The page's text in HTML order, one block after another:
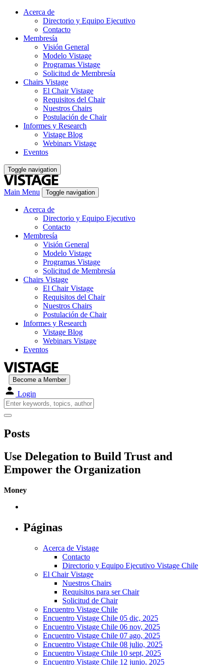
Acerca de
Directorio y Equipo Ejecutivo
Contacto
Membresía
Visión General
Modelo Vistage
Programas Vistage
Solicitud de Membresía
Chairs Vistage
El Chair Vistage
Requisitos del Chair
Nuestros Chairs
Postulación de Chair
Informes y Research
Vistage Blog
Webinars Vistage
Eventos
Toggle navigation
Main Menu Toggle navigation
Acerca de
Directorio y Equipo Ejecutivo
Contacto
Membresía
Visión General
Modelo Vistage
Programas Vistage
Solicitud de Membresía
Chairs Vistage
El Chair Vistage
Requisitos del Chair
Nuestros Chairs
Postulación de Chair
Informes y Research
Vistage Blog
Webinars Vistage
Eventos
Become a Member
Login
Posts
Use Delegation to Build Trust and
Empower the Organization
Money
Páginas
Acerca de Vistage
Contacto
Directorio y Equipo Ejecutivo Vistage Chile
El Chair Vistage
Nuestros Chairs
Requisitos para ser Chair
Solicitud de Chair
Encuentro Vistage Chile
Encuentro Vistage Chile 05 dic, 2025
Encuentro Vistage Chile 06 nov, 2025
Encuentro Vistage Chile 07 ago, 2025
Encuentro Vistage Chile 08 julio, 2025
Encuentro Vistage Chile 10 sept, 2025
Encuentro Vistage Chile 12 junio, 2025